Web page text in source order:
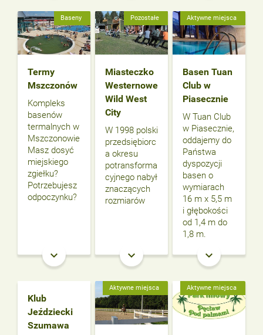
Baseny
Termy
Mszczonów
Kompleks
basenów
termalnych w
Mszczonowie
Masz dosyć
miejskiego
zgiełku?
Potrzebujesz
odpoczynku?
keyboard_arrow_down
Pozostałe
Miasteczko
Westernowe
Wild West
City
W 1998 polski
przedsiębiorc
a okresu
potransforma
cyjnego nabył
znaczących
rozmiarów
keyboard_arrow_down
Aktywne miejsca
Basen Tuan
Club w
Piasecznie
W Tuan Club
w Piasecznie,
oddajemy do
Państwa
dyspozycji
basen o
wymiarach
16 m x 5,5 m
i głębokości
od 1,4 m do
1,8 m.
keyboard_arrow_down
Klub
Jeździecki
Szumawa
Aktywne miejsca Aktywne miejsca